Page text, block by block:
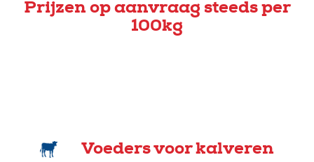
Prijzen op aanvraag steeds per
100kg
Voeders voor kalveren